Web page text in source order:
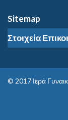
Sitemap
Στοιχεία
© 2017 Ιερά